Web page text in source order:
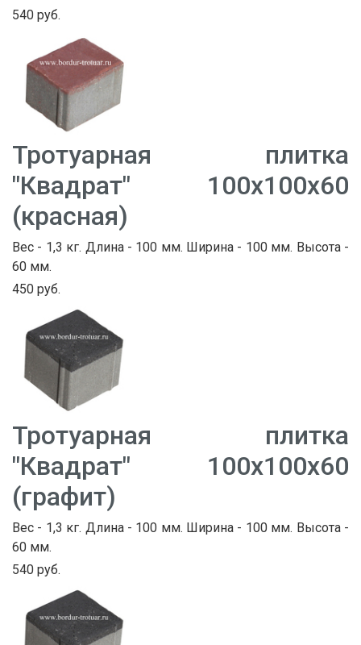
540 руб.
Тротуарная плитка
"Квадрат" 100х100х60
(красная)
Вес - 1,3 кг. Длина - 100 мм. Ширина - 100 мм. Высота -
60 мм.
450 руб.
Тротуарная плитка
"Квадрат" 100х100х60
(графит)
Вес - 1,3 кг. Длина - 100 мм. Ширина - 100 мм. Высота -
60 мм.
540 руб.